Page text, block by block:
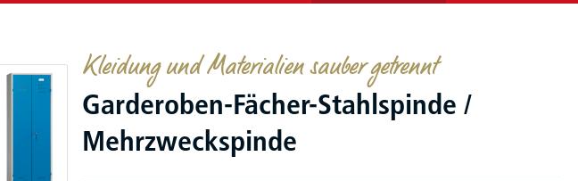
Kleidung und Materialien sauber getrennt
Garderoben-Fächer-Stahlspinde /
Mehrzweckspinde